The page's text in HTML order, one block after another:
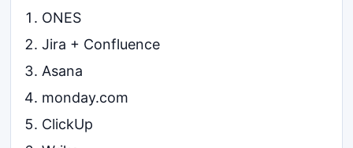
ONES
Jira + Confluence
Asana
monday.com
ClickUp